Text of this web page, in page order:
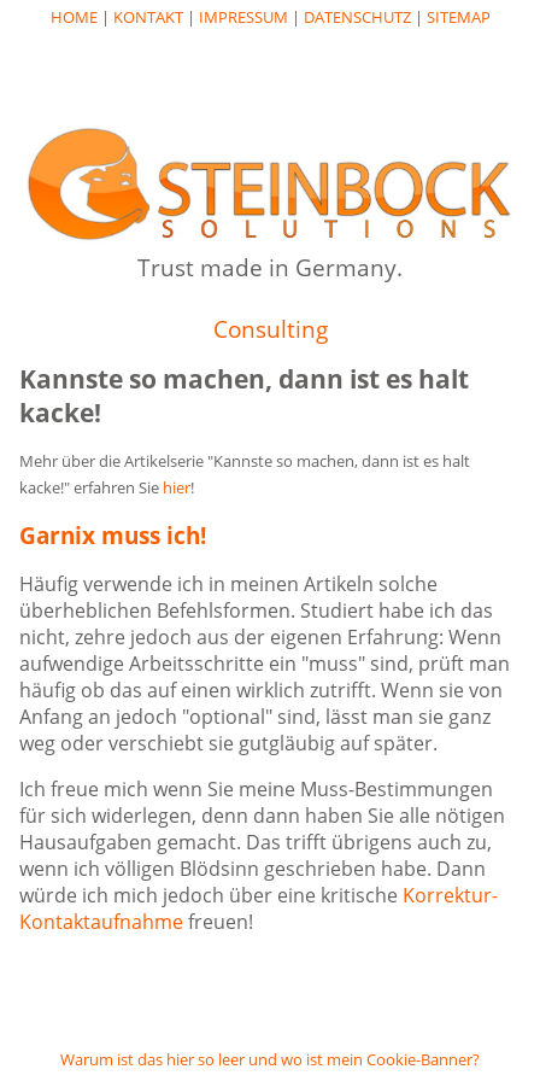
HOME| KONTAKT| IMPRESSUM | DATENSCHUTZ| SITEMAP
Trust made in Germany.
Consulting
Kannste so machen, dann ist es halt
kacke!
Mehr über die Artikelserie "Kannste so machen, dann ist es halt
kacke!" erfahren Sie hier!
Garnix muss ich!
Häufig verwende ich in meinen Artikeln solche
überheblichen Befehlsformen. Studiert habe ich das
nicht, zehre jedoch aus der eigenen Erfahrung: Wenn
aufwendige Arbeitsschritte ein "muss" sind, prüft man
häufig ob das auf einen wirklich zutrifft. Wenn sie von
Anfang an jedoch "optional" sind, lässt man sie ganz
weg oder verschiebt sie gutgläubig auf später.
Ich freue mich wenn Sie meine Muss-Bestimmungen
für sich widerlegen, denn dann haben Sie alle nötigen
Hausaufgaben gemacht. Das trifft übrigens auch zu,
wenn ich völligen Blödsinn geschrieben habe. Dann
würde ich mich jedoch über eine kritische Korrektur-
Kontaktaufnahmefreuen!
Warum ist das hier so leer und wo ist mein Cookie-Banner?